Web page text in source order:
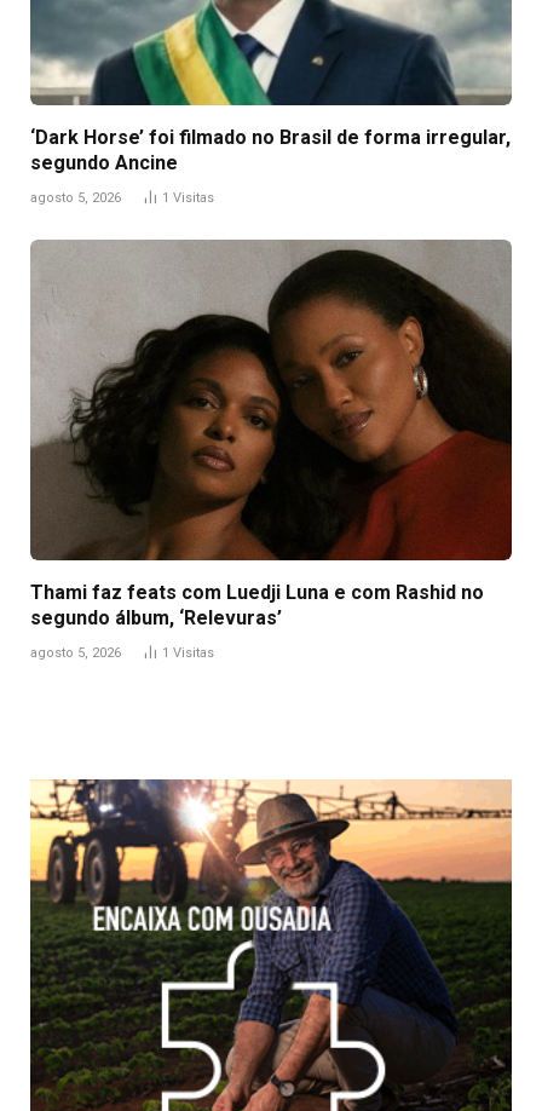
‘Dark Horse’ foi filmado no Brasil de forma irregular,
segundo Ancine
agosto 5, 2026 1 Visitas
Thami faz feats com Luedji Luna e com Rashid no
segundo álbum, ‘Relevuras’
agosto 5, 2026 1 Visitas